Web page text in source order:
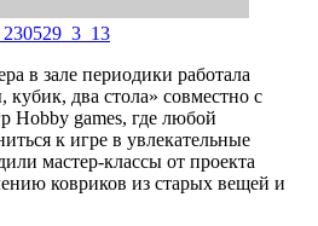
в зале периодики работала
кубик, два стола» совместно с
Hobby games, где любой
к игре в увлекательные
мастер-классы от проекта
ковриков из старых вещей и